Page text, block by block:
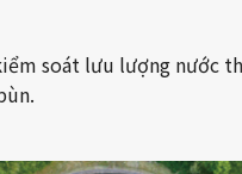
soát lưu lượng nước